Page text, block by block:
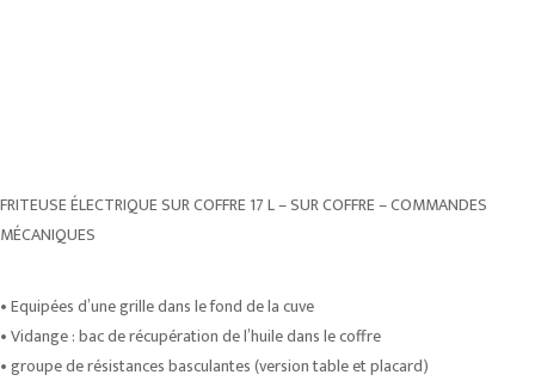
FRITEUSE ÉLECTRIQUE SUR COFFRE 17 L – SUR COFFRE – COMMANDES
MÉCANIQUES
• Equipées d’une grille dans le fond de la cuve
• Vidange : bac de récupération de l’huile dans le coffre
• groupe de résistances basculantes (version table et placard)